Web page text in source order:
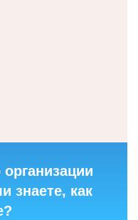
знаете, как